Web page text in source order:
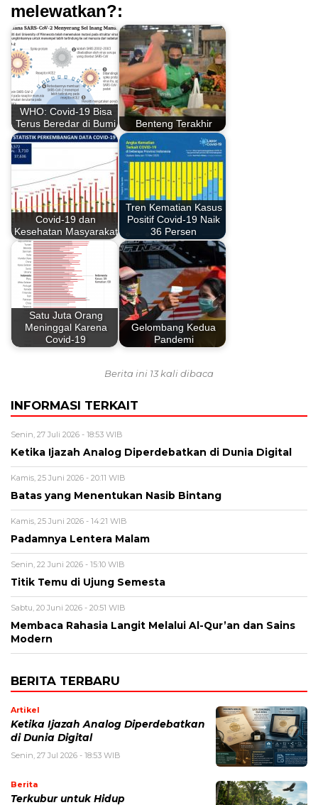
melewatkan?:
WHO: Covid-19 Bisa
Terus Beredar di Bumi
Benteng Terakhir
Covid-19 dan
Kesehatan Masyarakat
Tren Kematian Kasus
Positif Covid-19 Naik
36 Persen
Satu Juta Orang
Meninggal Karena
Covid-19
Gelombang Kedua
Pandemi
Berita ini 13 kali dibaca
INFORMASI TERKAIT
Senin, 27 Juli 2026 - 18:53 WIB
Ketika Ijazah Analog Diperdebatkan di Dunia Digital
Kamis, 25 Juni 2026 - 20:11 WIB
Batas yang Menentukan Nasib Bintang
Kamis, 25 Juni 2026 - 14:21 WIB
Padamnya Lentera Malam
Senin, 22 Juni 2026 - 15:10 WIB
Titik Temu di Ujung Semesta
Sabtu, 20 Juni 2026 - 20:51 WIB
Membaca Rahasia Langit Melalui Al-Qur’an dan Sains
Modern
BERITA TERBARU
Artikel
Ketika Ijazah Analog Diperdebatkan
di Dunia Digital
Senin, 27 Jul 2026 - 18:53 WIB
Berita
Terkubur untuk Hidup